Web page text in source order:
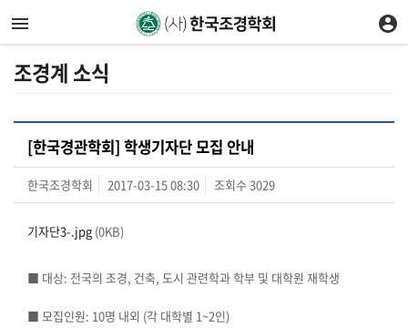
조경계 소식
[한국경관학회] 학생기자단 모집 안내
한국조경학회 2017-03-15 08:30 조회수 3029
기자단3-.jpg (0KB)
■ 대상: 전국의 조경, 건축, 도시 관련학과 학부 및 대학원 재학생
■ 모집인원: 10명 내외 (각 대학별 1~2인)